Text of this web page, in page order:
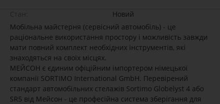
Новий
Мобільна майстерня (сервісний автомобіль) - це
раціональне використання простору і можливість завжди
мати повний комплект необхідних інструментів, які
знаходяться на своїх місцях.
МЕЙСОН є єдиним офіційним імпортером німецької
компанії SORTIMO International GmbH. Перевірений
стандарт автомобільних стелажів Sortimo Globelyst 4 або
SR5 від Мейсон - це професійна система зберігання для